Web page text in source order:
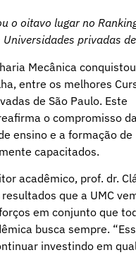
o oitavo lugar no
privadas
Mecânica
entre os melhores
de São Paulo. Este
o compromisso
ensino e a formação de
capacitados.
acadêmico, prof. dr.
que a UMC
em conjunto que
busca sempre.
investindo em